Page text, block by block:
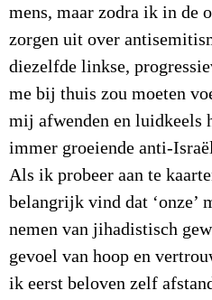
mens, maar zodra ik in de
zorgen uit over
diezelfde linkse,
me bij thuis zou moeten
mij afwenden en luidkeels
immer groeiende anti-
Als ik probeer aan te
belangrijk vind dat ‘onze’
nemen van jihadistisch
gevoel van hoop en
ik eerst beloven zelf